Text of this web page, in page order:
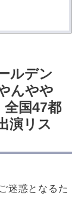
ルデン
んやや
国47都
演リス
迷惑となるた